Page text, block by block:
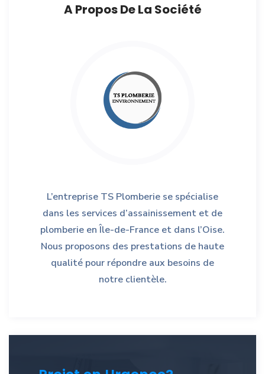
A Propos De La Société
L’entreprise TS Plomberie se spécialise
dans les services d’assainissement et de
plomberie en Île-de-France et dans l’Oise.
Nous proposons des prestations de haute
qualité pour répondre aux besoins de
notre clientèle.